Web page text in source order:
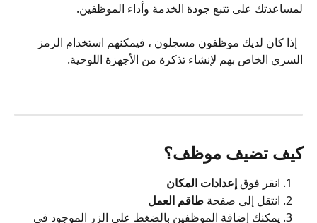
لمساعدتك على تتبع جودة الخدمة وأداء الموظفين.
  إذا كان لديك موظفون مسجلون ، فيمكنهم استخدام الرمز
السري الخاص بهم لإنشاء تذكرة من الأجهزة اللوحية.
كيف تضيف موظف؟
انقر فوق إعدادات المكان
انتقل إلى صفحة طاقم العمل
يمكنك إضافة الموظفين بالضغط على الزر الموجود في